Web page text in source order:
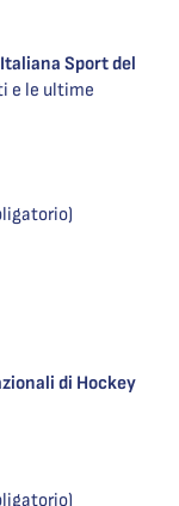
Sport del
e le ultime
di Hockey